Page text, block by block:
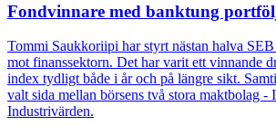
Fondvinnare med banktung
Tommi Saukkoriipi har styrt nästan halva
mot finanssektorn. Det har varit ett vinnande
index tydligt både i år och på längre sikt.
valt sida mellan börsens två stora maktbolag -
Industrivärden.